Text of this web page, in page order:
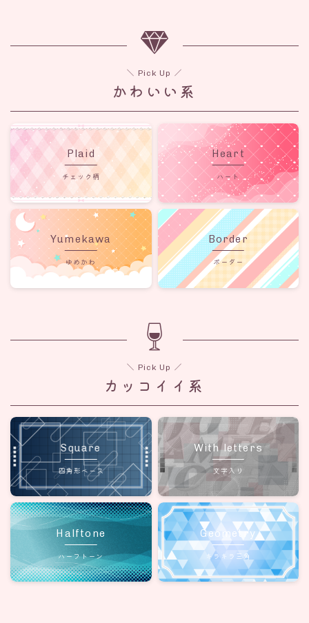
＼ Pick Up ／
かわいい系
チェック柄
Plaid
ハート
Heart
ゆめかわ
Yumekawa
ボーダー
Border
＼ Pick Up ／
カッコイイ系
四角形ベース
Square
文字入り
With letters
ハーフトーン
Halftone
キラキラ三角
Geometry